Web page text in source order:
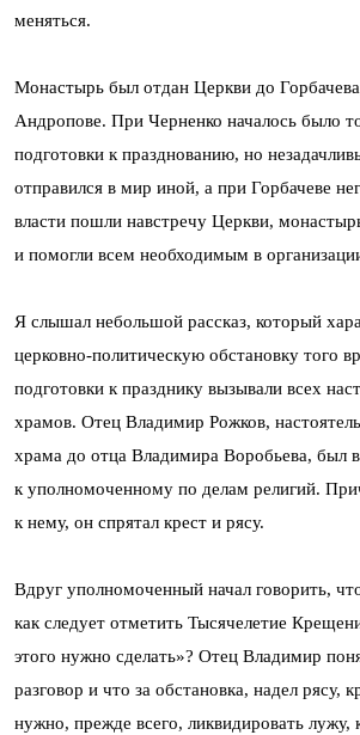
меняться.
Монастырь был отдан Церкви до
Андропове. При Черненко началось было
подготовки к празднованию, но
отправился в мир иной, а при Горбачеве
власти пошли навстречу Церкви,
и помогли всем необходимым в
Я слышал небольшой рассказ, который
церковно-политическую обстановку того
подготовки к празднику вызывали всех
храмов. Отец Владимир Рожков,
храма до отца Владимира Воробьева, был
к уполномоченному по делам религий.
к нему, он спрятал крест и рясу.
Вдруг уполномоченный начал говорить,
как следует отметить Тысячелетие
этого нужно сделать»? Отец Владимир
разговор и что за обстановка, надел рясу,
нужно, прежде всего, ликвидировать лужу,